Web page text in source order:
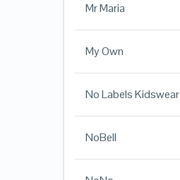
Mr Maria
My Own
No Labels Kidswear
NoBell